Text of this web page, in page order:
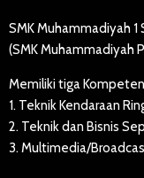
SMK Muhammadiyah
(SMK Muhammadiyah
Memiliki tiga
1. Teknik Kendaraan
2. Teknik dan Bisnis
3. Multimedia/